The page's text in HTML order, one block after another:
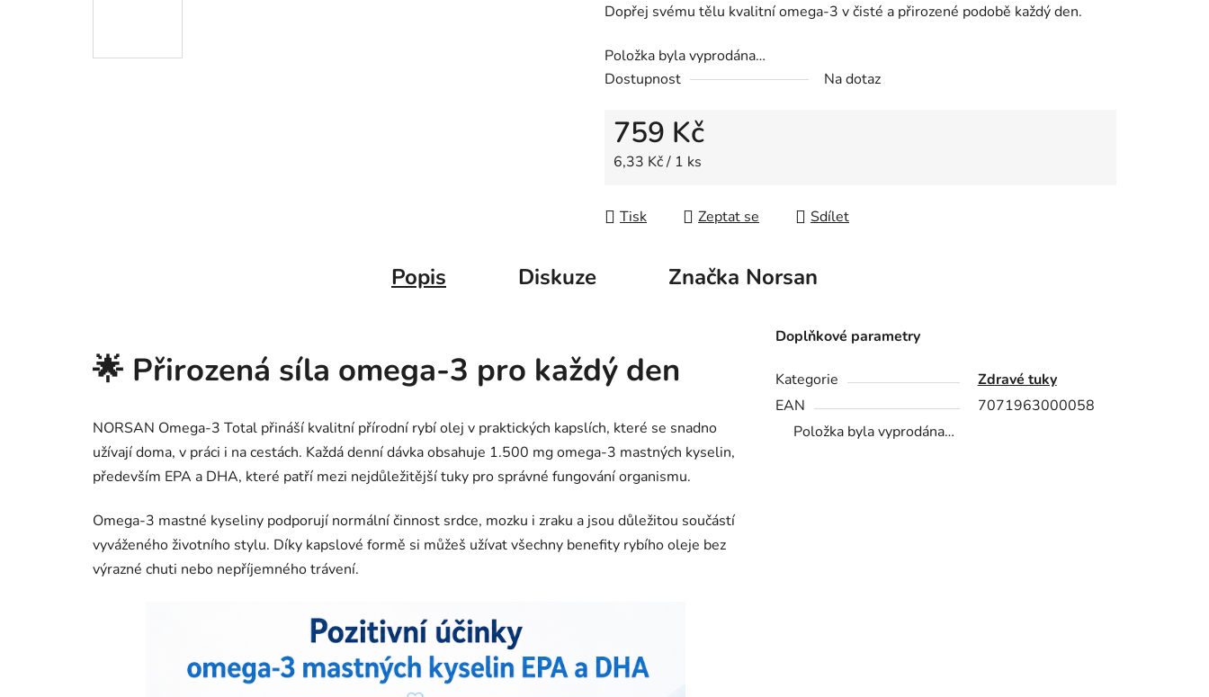
Dopřej svému tělu kvalitní omega-3 v čisté a přirozené podobě každý den.
Položka byla vyprodána…
Dostupnost
Na dotaz
759 Kč
Měrná cena:
6,33 Kč / 1 ks
Tisk Zeptat se Sdílet
Popis Diskuze Značka Norsan
🌟 Přirozená síla omega-3 pro každý den
NORSAN Omega-3 Total přináší kvalitní přírodní rybí olej v praktických kapslích, které se snadno
užívají doma, v práci i na cestách. Každá denní dávka obsahuje 1.500 mg omega-3 mastných kyselin,
především EPA a DHA, které patří mezi nejdůležitější tuky pro správné fungování organismu.
Omega-3 mastné kyseliny podporují normální činnost srdce, mozku i zraku a jsou důležitou součástí
vyváženého životního stylu. Díky kapslové formě si můžeš užívat všechny benefity rybího oleje bez
výrazné chuti nebo nepříjemného trávení.
Doplňkové parametry
Kategorie
Zdravé tuky
EAN
7071963000058
Položka byla vyprodána…